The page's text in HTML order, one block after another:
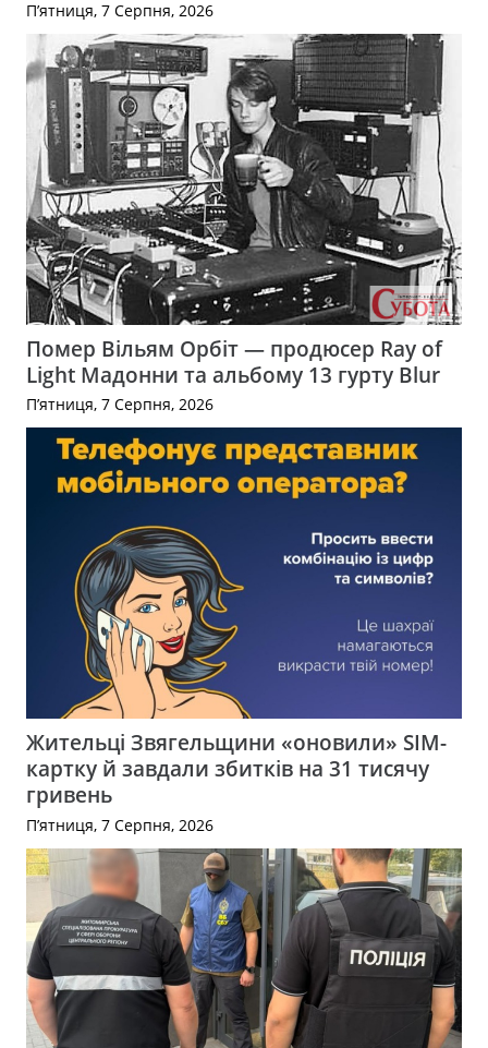
П’ятниця, 7 Серпня, 2026
Помер Вільям Орбіт — продюсер Ray of
Light Мадонни та альбому 13 гурту Blur
П’ятниця, 7 Серпня, 2026
Жительці Звягельщини «оновили» SIM-
картку й завдали збитків на 31 тисячу
гривень
П’ятниця, 7 Серпня, 2026